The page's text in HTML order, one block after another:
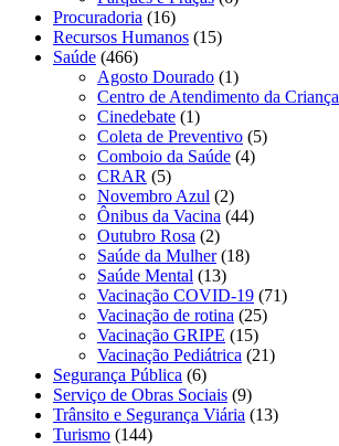
Procuradoria (16)
Recursos Humanos (15)
Saúde (466)
Agosto Dourado (1)
Centro de Atendimento da Criança
Cinedebate (1)
Coleta de Preventivo (5)
Comboio da Saúde (4)
CRAR (5)
Novembro Azul (2)
Ônibus da Vacina (44)
Outubro Rosa (2)
Saúde da Mulher(18)
Saúde Mental (13)
Vacinação COVID-19 (71)
Vacinação de rotina (25)
Vacinação GRIPE (15)
Vacinação Pediátrica (21)
Segurança Pública (6)
Serviço de Obras Sociais (9)
Trânsito e Segurança Viária (13)
Turismo (144)